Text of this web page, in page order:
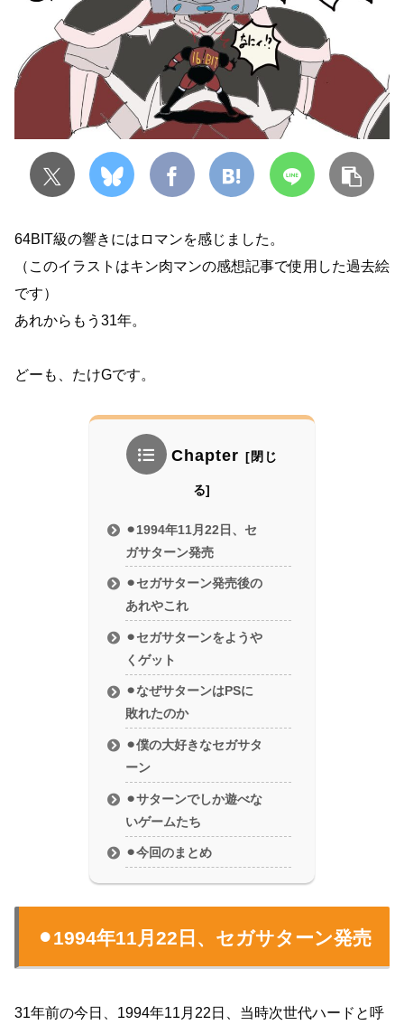
64BIT級の響きにはロマンを感じました。
（このイラストはキン肉マンの感想記事で使用した過去絵
です）
あれからもう31年。
どーも、たけGです。
Chapter
⚫︎1994年11月22日、セ
ガサターン発売
⚫︎セガサターン発売後の
あれやこれ
⚫︎セガサターンをようや
くゲット
⚫︎なぜサターンはPSに
敗れたのか
⚫︎僕の大好きなセガサタ
ーン
⚫︎サターンでしか遊べな
いゲームたち
⚫︎今回のまとめ
⚫︎1994年11月22日、セガサターン発売
31年前の今日、1994年11月22日、当時次世代ハードと呼